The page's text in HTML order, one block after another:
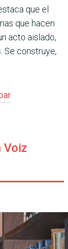
que el
que hacen
acto aislado,
Se construye,
Voiz